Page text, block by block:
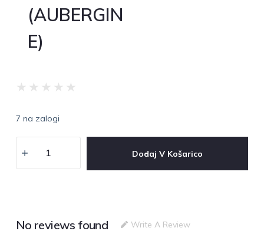
(AUBERGIN
E)
★ ★ ★ ★ ★
7 na zalogi
Dodaj V Košarico
No reviews found Write A Review